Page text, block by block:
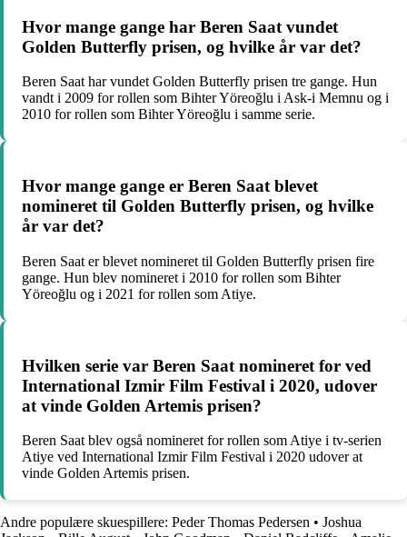
Hvor mange gange har Beren Saat vundet
Golden Butterfly prisen, og hvilke år var det?
Beren Saat har vundet Golden Butterfly prisen tre gange. Hun
vandt i 2009 for rollen som Bihter Yöreoğlu i Ask-i Memnu og i
2010 for rollen som Bihter Yöreoğlu i samme serie.
Hvor mange gange er Beren Saat blevet
nomineret til Golden Butterfly prisen, og hvilke
år var det?
Beren Saat er blevet nomineret til Golden Butterfly prisen fire
gange. Hun blev nomineret i 2010 for rollen som Bihter
Yöreoğlu og i 2021 for rollen som Atiye.
Hvilken serie var Beren Saat nomineret for ved
International Izmir Film Festival i 2020, udover
at vinde Golden Artemis prisen?
Beren Saat blev også nomineret for rollen som Atiye i tv-serien
Atiye ved International Izmir Film Festival i 2020 udover at
vinde Golden Artemis prisen.
Andre populære skuespillere: Peder Thomas Pedersen • Joshua